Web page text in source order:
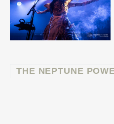
THE NEPTUNE